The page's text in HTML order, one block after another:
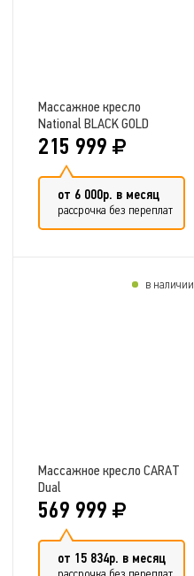
Массажное кресло
National BLACK GOLD
215 999
от 6 000р. в месяц
рассрочка без переплат
Массажное кресло CARAT
Dual
569 999
от 15 834р. в месяц
в наличии